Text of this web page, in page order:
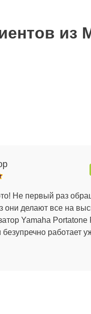
из
Не первый раз
они делают все на
Yamaha Portatone
работает